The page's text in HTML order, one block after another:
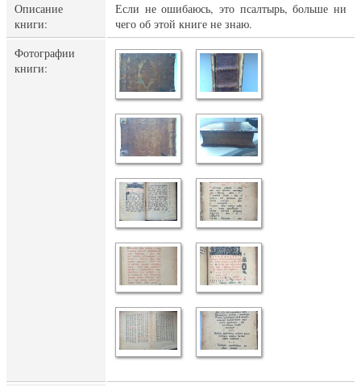
Описание
книги:
Если не ошибаюсь, это псалтырь, больше ни
чего об этой книге не знаю.
Фотографии
книги: